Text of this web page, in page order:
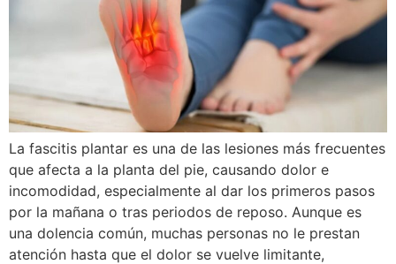
La fascitis plantar es una de las lesiones más frecuentes
que afecta a la planta del pie, causando dolor e
incomodidad, especialmente al dar los primeros pasos
por la mañana o tras periodos de reposo. Aunque es
una dolencia común, muchas personas no le prestan
atención hasta que el dolor se vuelve limitante,